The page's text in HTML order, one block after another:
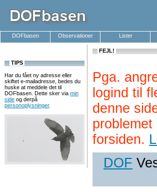
DOFbasen Observationer Lister
TIPS
Har du fået ny adresse eller
skiftet e-mailadresse, bedes du
huske at meddele det til
DOFbasen. Dette sker via min
side og derpå
personoplysninger.
FEJL!
Pga.
logind til
denne
forsiden.
DOF